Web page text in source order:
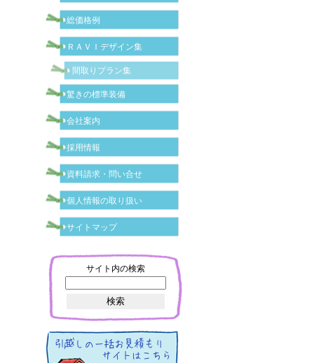
総価格例
ＲＡＶＩデザイン集
間取りプラン集
驚きの標準装備
会社案内
採用情報
資料請求・問い合せ
個人情報の取り扱い
サイトマップ
サイト内の検索